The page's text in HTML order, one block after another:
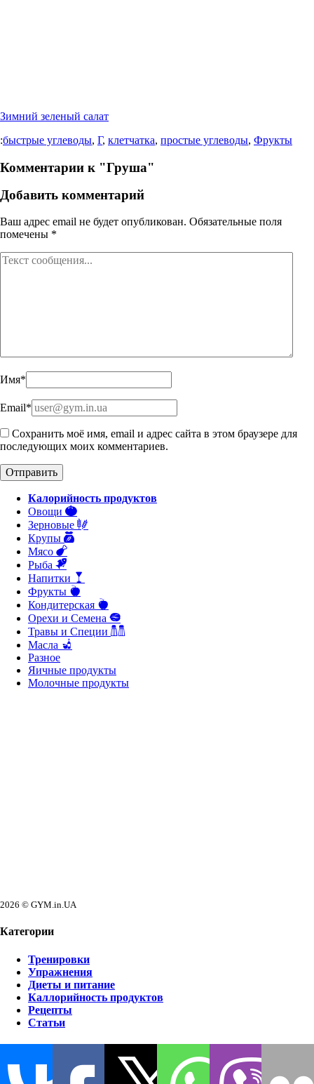
Зимний зеленый салат
:быстрые углеводы, Г, клетчатка, простые углеводы, Фрукты
Комментарии к "Груша"
Добавить комментарий
Ваш адрес email не будет опубликован. Обязательные поля
помечены *
Имя*
Email*
Сохранить моё имя, email и адрес сайта в этом браузере для
последующих моих комментариев.
Калорийность продуктов
Овощи
Зерновые
Крупы
Мясо
Рыба
Напитки
Фрукты
Кондитерская
Орехи и Семена
Травы и Специи
Масла
Разное
Яичные продукты
Молочные продукты
2026 © GYM.in.UA
Категории
Тренировки
Упражнения
Диеты и питание
Каллорийность продуктов
Рецепты
Статьи